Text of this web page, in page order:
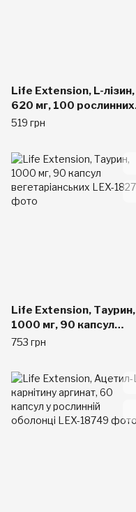
Life Extension, L-лізин,
620 мг, 100 рослинних
капсул
519 грн
Life Extension, Таурин,
1000 мг, 90 капсул
вегетаріанських
753 грн